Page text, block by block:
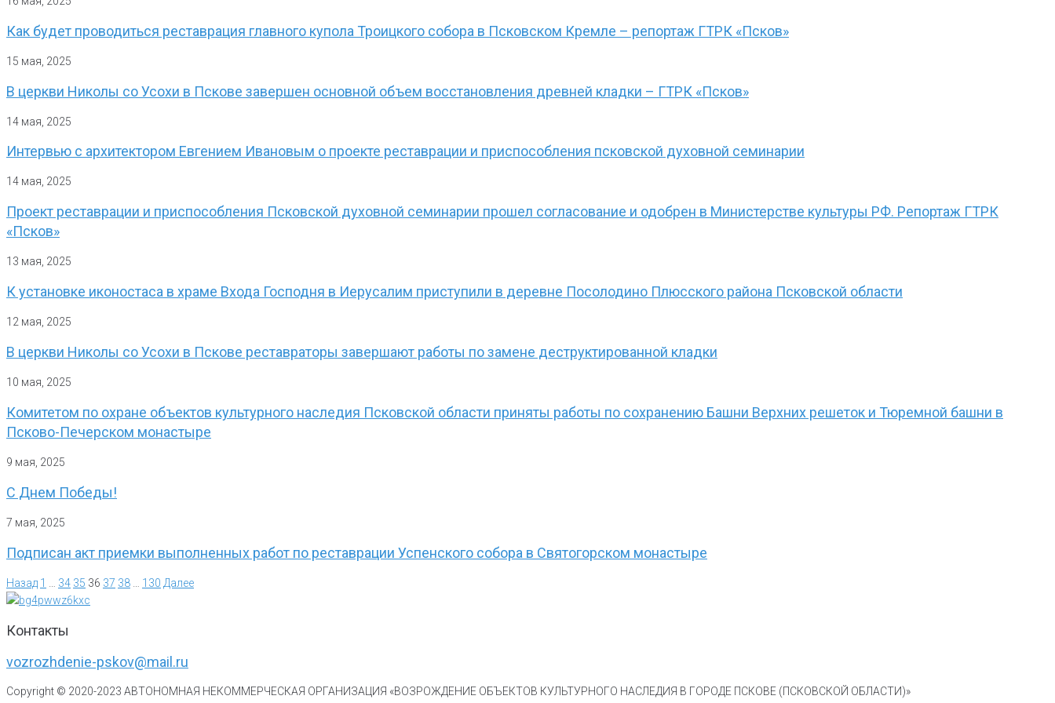
Как будет проводиться реставрация главного купола Троицкого собора в Псковском Кремле – репортаж ГТРК «Псков»
15 мая, 2025
В церкви Николы со Усохи в Пскове завершен основной объем восстановления древней кладки – ГТРК «Псков»
14 мая, 2025
Интервью с архитектором Евгением Ивановым о проекте реставрации и приспособления псковской духовной семинарии
14 мая, 2025
Проект реставрации и приспособления Псковской духовной семинарии прошел согласование и одобрен в Министерстве культуры РФ. Репортаж ГТРК
«Псков»
13 мая, 2025
К установке иконостаса в храме Входа Господня в Иерусалим приступили в деревне Посолодино Плюсского района Псковской области
12 мая, 2025
В церкви Николы со Усохи в Пскове реставраторы завершают работы по замене деструктированной кладки
10 мая, 2025
Комитетом по охране объектов культурного наследия Псковской области приняты работы по сохранению Башни Верхних решеток и Тюремной башни в
Псково-Печерском монастыре
9 мая, 2025
С Днем Победы!
7 мая, 2025
Подписан акт приемки выполненных работ по реставрации Успенского собора в Святогорском монастыре
Назад 1 34 35 36 37 38 130 Далее
Контакты
vozrozhdenie-pskov@mail.ru
Copyright © 2020-2023 АВТОНОМНАЯ НЕКОММЕРЧЕСКАЯ ОРГАНИЗАЦИЯ «ВОЗРОЖДЕНИЕ ОБЪЕКТОВ КУЛЬТУРНОГО НАСЛЕДИЯ В ГОРОДЕ ПСКОВЕ (ПСКОВСКОЙ ОБЛАСТИ)»